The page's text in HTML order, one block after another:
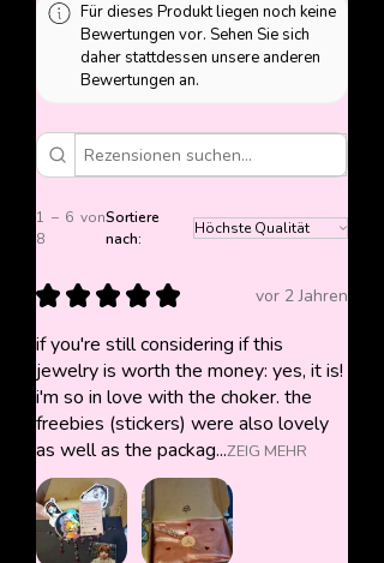
Für dieses Produkt liegen noch keine
Bewertungen vor. Sehen Sie sich
daher stattdessen unsere anderen
Bewertungen an.
1 – 6 von
8
Sortiere
nach:
★ ★ ★ ★ ★ vor 2 Jahren
if you're still considering if this
jewelry is worth the money: yes, it is!
i'm so in love with the choker. the
freebies (stickers) were also lovely
as well as the packag...ZEIG MEHR